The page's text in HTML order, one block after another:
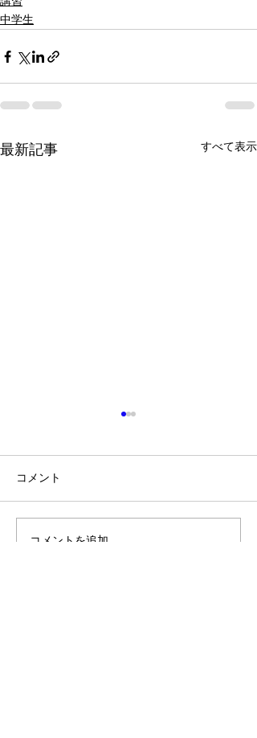
中学生
最新記事 すべて表示
２０２４年 中学３年生
コメント
コメントを追加…